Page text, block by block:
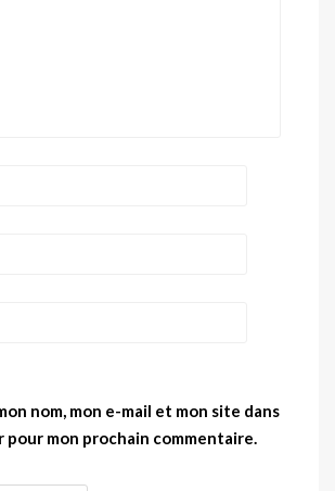
nom, mon e-mail et mon site dans
pour mon prochain commentaire.